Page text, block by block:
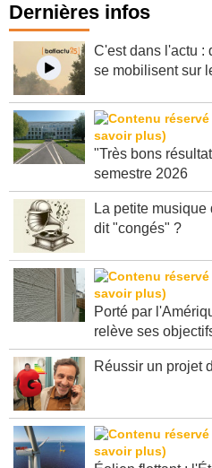
Dernières infos
C'est dans l'actu :
se mobilisent sur
"Très bons
semestre 2026
La petite
dit "congés" ?
Porté par
relève ses
Réussir un projet